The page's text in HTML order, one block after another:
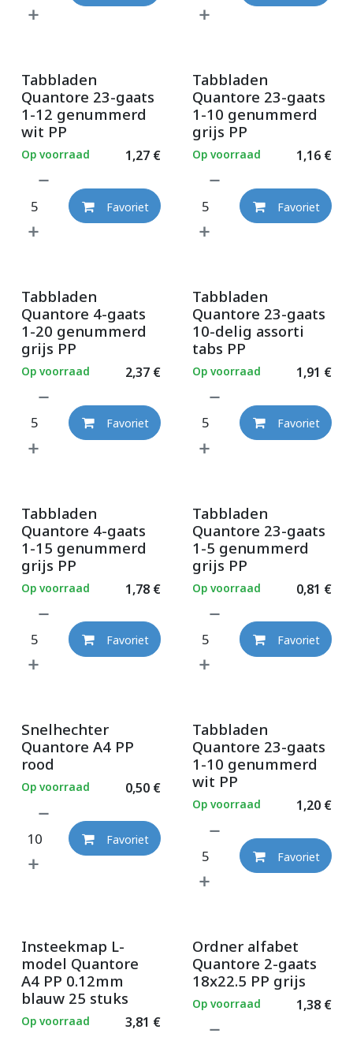
Tabbladen
Quantore 23-gaats
1-12 genummerd
wit PP
1,27€
Op voorraad
Favoriet
Tabbladen
Quantore 23-gaats
1-10 genummerd
grijs PP
1,16€
Op voorraad
Favoriet
Tabbladen
Quantore 4-gaats
1-20 genummerd
grijs PP
2,37€
Op voorraad
Favoriet
Tabbladen
Quantore 23-gaats
10-delig assorti
tabs PP
1,91 €
Op voorraad
Favoriet
Tabbladen
Quantore 4-gaats
1-15 genummerd
grijs PP
1,78€
Op voorraad
Favoriet
Tabbladen
Quantore 23-gaats
1-5 genummerd
grijs PP
0,81 €
Op voorraad
Favoriet
Snelhechter
Quantore A4 PP
rood
0,50€
Op voorraad
Favoriet
Tabbladen
Quantore 23-gaats
1-10 genummerd
wit PP
1,20€
Op voorraad
Favoriet
Insteekmap L-
model Quantore
A4 PP 0.12mm
blauw 25 stuks
3,81 €
Op voorraad
Ordner alfabet
Quantore 2-gaats
18x22.5 PP grijs
1,38€
Op voorraad